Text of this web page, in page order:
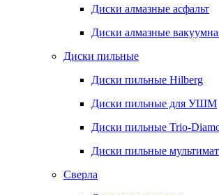
Диски алмазные асфальт
Диски алмазные
Диски пильные
Диски пильные Hilberg
Диски пильные для УШМ
Диски пильные Trio-
Диски пильные
Сверла